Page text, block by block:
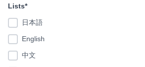
Lists*
日本語
English
中文